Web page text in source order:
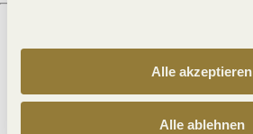
Alle akzeptieren
Alle ablehnen
Was möchtest du als nächstes tun?